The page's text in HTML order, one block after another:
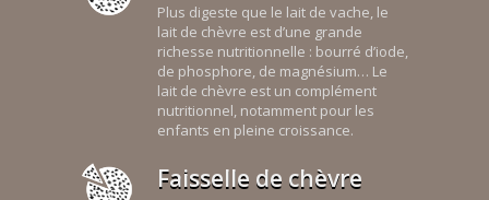
Plus digeste que le lait de vache, le
lait de chèvre est d’une grande
richesse nutritionnelle : bourré d’iode,
de phosphore, de magnésium… Le
lait de chèvre est un complément
nutritionnel, notamment pour les
enfants en pleine croissance.
Faisselle de chèvre